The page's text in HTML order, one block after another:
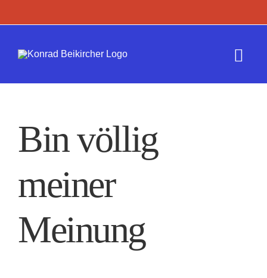
Inhalt
Bin völlig
meiner
Meinung